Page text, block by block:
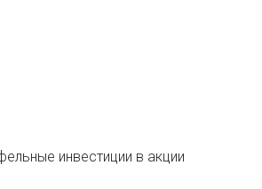
инвестиции в акции